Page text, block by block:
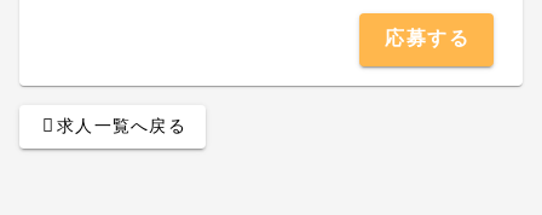
応募する
求人一覧へ戻る